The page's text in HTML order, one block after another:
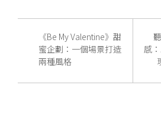
《Be My Valentine》甜
蜜企劃：一個場景打造
兩種風格
感